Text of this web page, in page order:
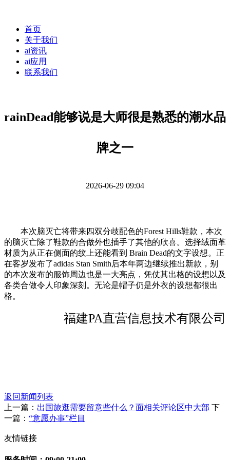
首页
关于我们
ai资讯
ai应用
联系我们
rainDead能够说是大师很是熟悉的潮水品
牌之一
2026-06-29 09:04
本次脑灭亡将带来四双分歧配色的Forest Hills鞋款，本次
的脑灭亡除了鞋款的合做外也插手了其他的欣喜。选择绒面革
材质为从正在侧面的纹上还能看到 Brain Dead的文字设想。正
在客岁发布了adidas Stan Smith后本年两边继续推出新款，别
的本次发布的服饰周边也是一大亮点，凭仗其出格的设想以及
各类合做令人印象深刻。无论是帽子仍是外衣的设想都很出
格。
福建PA直营信息技术有限公司
返回新闻列表
上一篇： 出国旅逛需要留意些什么？面相关评论区中大部 下
一篇： “意愿办事”栏目
友情链接